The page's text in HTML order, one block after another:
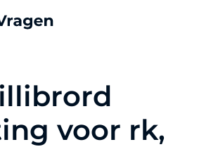
voor rk,